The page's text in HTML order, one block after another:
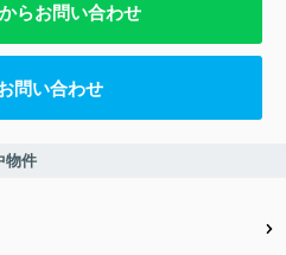
らお問い合わせ
問い合わせ
物件